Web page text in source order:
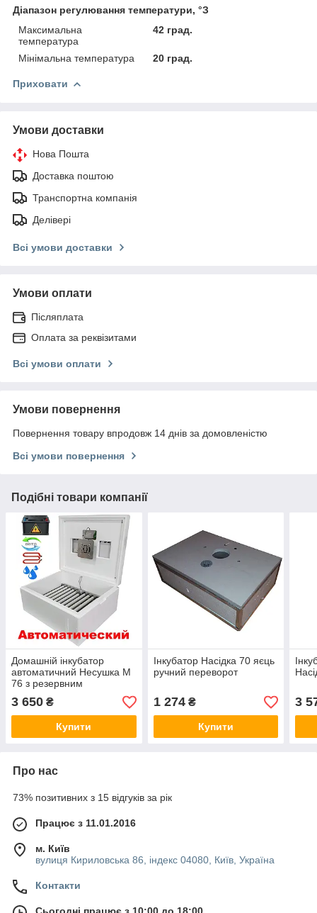
Діапазон регулювання температури, °З
Максимальна
температура
42 град.
Мінімальна температура 20 град.
Приховати
Умови доставки
Нова Пошта
Доставка поштою
Транспортна компанія
Делівері
Всі умови доставки
Умови оплати
Післяплата
Оплата за реквізитами
Всі умови оплати
Умови повернення
Повернення товару впродовж 14 днів за домовленістю
Всі умови повернення
Подібні товари компанії
Домашній інкубатор
автоматичний Несушка М
76 з резервним
живленням 12В
3 650 ₴
Купити
Інкубатор Насідка 70 яєць
ручний переворот
1 274₴
Купити
3
Про нас
73% позитивних з 15 відгуків за рік
Працює з 11.01.2016
м. Київ
вулиця Кириловська 86, індекс 04080, Київ, Україна
Контакти